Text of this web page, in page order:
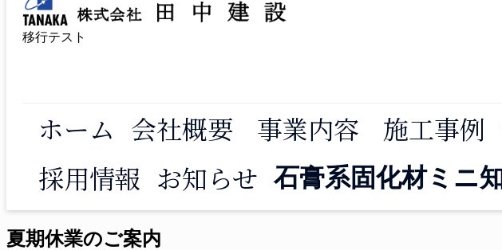
移行テスト
ホーム 会社概要 事業内容 施工事例
採用情報 お知らせ 石膏系固化材ミニ
夏期休業のご案内